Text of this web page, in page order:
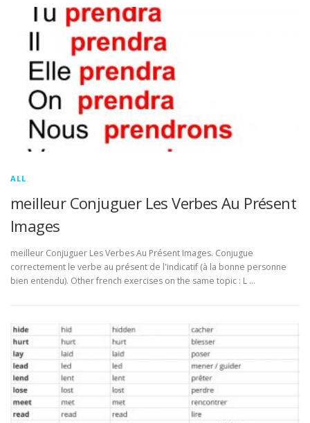
ALL
meilleur Conjuguer Les Verbes Au Présent
Images
meilleur Conjuguer Les Verbes Au Présent Images. Conjugue
correctement le verbe au présent de l'indicatif (à la bonne personne
bien entendu). Other french exercises on the same topic : L …